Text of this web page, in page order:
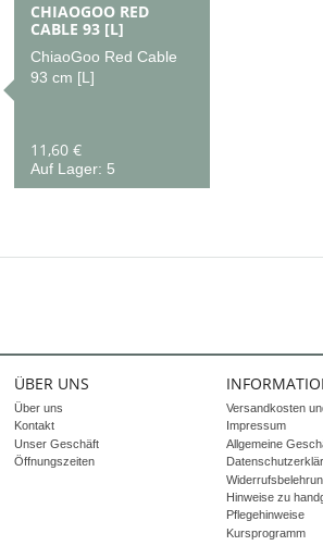
CHIAOGOO RED
CABLE 93 [L]
ChiaoGoo Red Cable
93 cm [L]
11,60 €
Auf Lager: 5
ÜBER UNS
Über uns
Kontakt
Unser Geschäft
Öffnungszeiten
Versandkosten
Impressum
Allgemeine
Hinweise zu
Pflegehinweise
Kursprogramm